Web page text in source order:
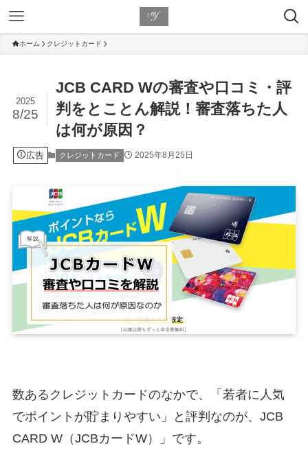
ホーム クレジットカード
JCB CARD Wの審査や口コミ・評
判をとことん解説！審査落ちた人
は何が原因？
2025
8/25
広告 クレジットカード 2025年8月25日
数あるクレジットカードのなかで、「若者に人気
でポイントが貯まりやすい」と評判なのが、JCB
CARD W（JCBカードW）」です。